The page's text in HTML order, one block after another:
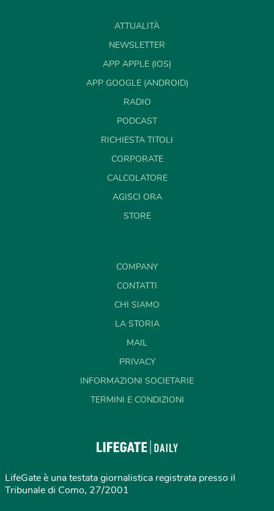
ATTUALITÀ
NEWSLETTER
APP APPLE (IOS)
APP GOOGLE (ANDROID)
RADIO
PODCAST
RICHIESTA TITOLI
CORPORATE
CALCOLATORE
AGISCI ORA
STORE
COMPANY
CONTATTI
CHI SIAMO
LA STORIA
MAIL
PRIVACY
INFORMAZIONI SOCIETARIE
TERMINI E CONDIZIONI
LifeGate è una testata giornalistica registrata presso il
Tribunale di Como, 27/2001